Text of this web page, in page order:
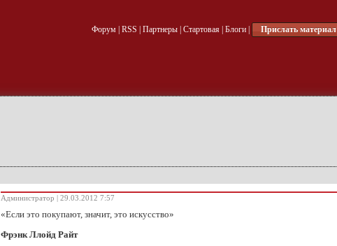
Форум| RSS Партнеры| Стартовая| Блоги| Прислать материал
Администратор | 29.03.2012 7:57
«Если это покупают, значит, это искусство»
Фрэнк Ллойд Райт